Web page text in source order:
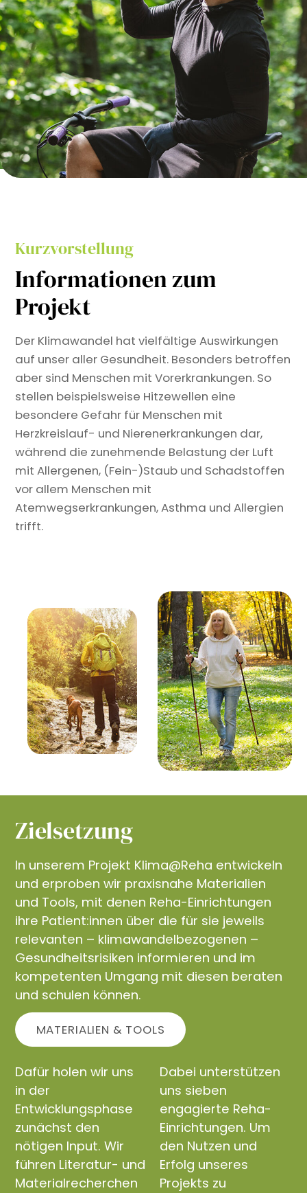
Kurzvorstellung
Informationen zum
Projekt
Der Klimawandel hat vielfältige Auswirkungen
auf unser aller Gesundheit. Besonders betroffen
aber sind Menschen mit Vorerkrankungen. So
stellen beispielsweise Hitzewellen eine
besondere Gefahr für Menschen mit
Herzkreislauf- und Nierenerkrankungen dar,
während die zunehmende Belastung der Luft
mit Allergenen, (Fein-)Staub und Schadstoffen
vor allem Menschen mit
Atemwegserkrankungen, Asthma und Allergien
trifft.
Zielsetzung
In unserem Projekt Klima@Reha entwickeln
und erproben wir praxisnahe Materialien
und Tools, mit denen Reha-Einrichtungen
ihre Patient:innen über die für sie jeweils
relevanten – klimawandelbezogenen –
Gesundheitsrisiken informieren und im
kompetenten Umgang mit diesen beraten
und schulen können.
MATERIALIEN & TOOLS
Dafür holen wir uns
in der
Entwicklungsphase
zunächst den
nötigen Input. Wir
führen Literatur- und
Materialrecherchen
Dabei unterstützen
uns sieben
engagierte Reha-
Einrichtungen. Um
den Nutzen und
Erfolg unseres
Projekts zu